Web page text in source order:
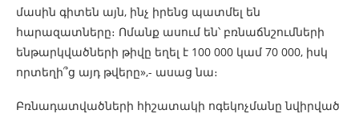
մասին գիտեն այն, ինչ իրենց պատմել են
հարազատները։ Ոմանք ասում են՝ բռնաճնշումների
ենթարկվածների թիվը եղել է 100 000 կամ 70 000, իսկ
որտեղի՞ց այդ թվերը»,- ասաց նա։
Բռնադատվածների հիշատակի ոգեկոչմանը նվիրված